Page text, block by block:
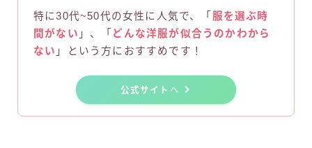
特に30代~50代の女性に人気で、「 服を選ぶ時
間がない 」、「 どんな洋服が似合うのかわから
ない 」という方におすすめです！
公式サイト へ